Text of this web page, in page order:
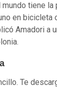
mundo tiene
en bicicleta
Amadori a
Te